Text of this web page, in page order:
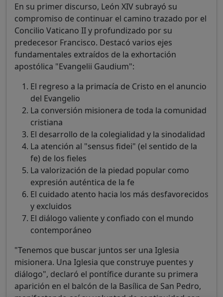
En su primer discurso, León XIV subrayó su
compromiso de continuar el camino trazado por el
Concilio Vaticano II y profundizado por su
predecesor Francisco. Destacó varios ejes
fundamentales extraídos de la exhortación
apostólica "Evangelii Gaudium":
El regreso a la primacía de Cristo en el anuncio
del Evangelio
La conversión misionera de toda la comunidad
cristiana
El desarrollo de la colegialidad y la sinodalidad
La atención al "sensus fidei" (el sentido de la
fe) de los fieles
La valorización de la piedad popular como
expresión auténtica de la fe
El cuidado atento hacia los más desfavorecidos
y excluidos
El diálogo valiente y confiado con el mundo
contemporáneo
"Tenemos que buscar juntos ser una Iglesia
misionera. Una Iglesia que construye puentes y
diálogo", declaró el pontífice durante su primera
aparición en el balcón de la Basílica de San Pedro,